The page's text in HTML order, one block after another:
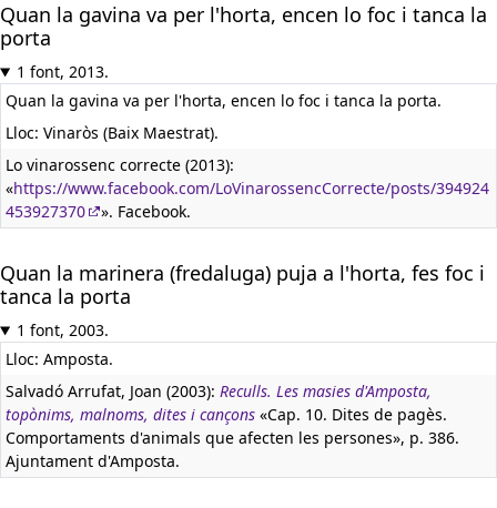
Quan la gavina va per l'horta, encen lo foc i tanca la
porta
1 font, 2013.
Quan la gavina va per l'horta, encen lo foc i tanca la porta.
Lloc: Vinaròs (Baix Maestrat).
Lo vinarossenc correcte (2013):
«https://www.facebook.com/LoVinarossencCorrecte/posts/394924
453927370
». Facebook.
Quan la marinera (fredaluga) puja a l'horta, fes foc i
tanca la porta
1 font, 2003.
Lloc: Amposta.
Salvadó Arrufat, Joan (2003): Reculls. Les masies d'Amposta,
topònims, malnoms, dites i cançons «Cap. 10. Dites de pagès.
Comportaments d'animals que afecten les persones», p. 386.
Ajuntament d'Amposta.